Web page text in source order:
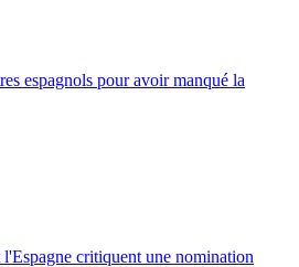
espagnols pour avoir manqué la
critiquent une nomination